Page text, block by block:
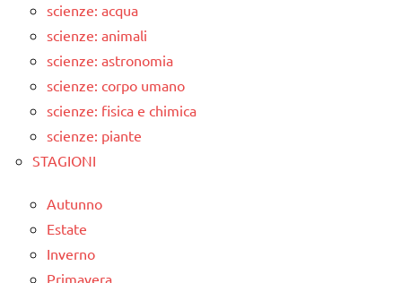
scienze: acqua
scienze: animali
scienze: astronomia
scienze: corpo umano
scienze: fisica e chimica
scienze: piante
STAGIONI
Autunno
Estate
Inverno
Primavera